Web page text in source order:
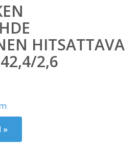
HITSATTAVA
2,6
»